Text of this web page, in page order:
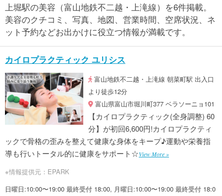
上堀駅の美容（富山地鉄不二越・上滝線）を6件掲載。
美容のクチコミ、写真、地図、営業時間、空席状況、ネ
ット予約などお出かけに役立つ情報が満載です。
カイロプラクティック ユリシス
富山地鉄不二越・上滝線 朝菜町駅 出入口
より徒歩12分
富山県富山市堀川町377 ベラソーニョ101
【カイロプラクティック(全身調整) 60
分】が初回6,600円!カイロプラクティ
ックで骨格の歪みを整えて健康な身体をキープ♪運動や栄養指
導も行いトータル的に健康をサポート☆View More »
※情報提供元：EPARK
日曜日:10:00〜19:00 最終受付 18:00, 月曜日:10:00〜19:00 最終受付 18:0